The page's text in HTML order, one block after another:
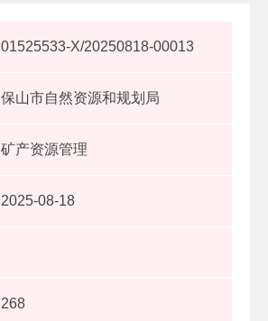
01525533-X/20250818-00013
保山市自然资源和规划局
矿产资源管理
2025-08-18
268